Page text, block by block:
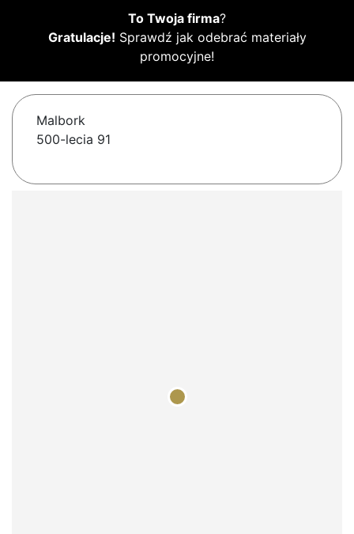
To Twoja firma?
Gratulacje! Sprawdź jak odebrać materiały
promocyjne!
Malbork
500-lecia 91